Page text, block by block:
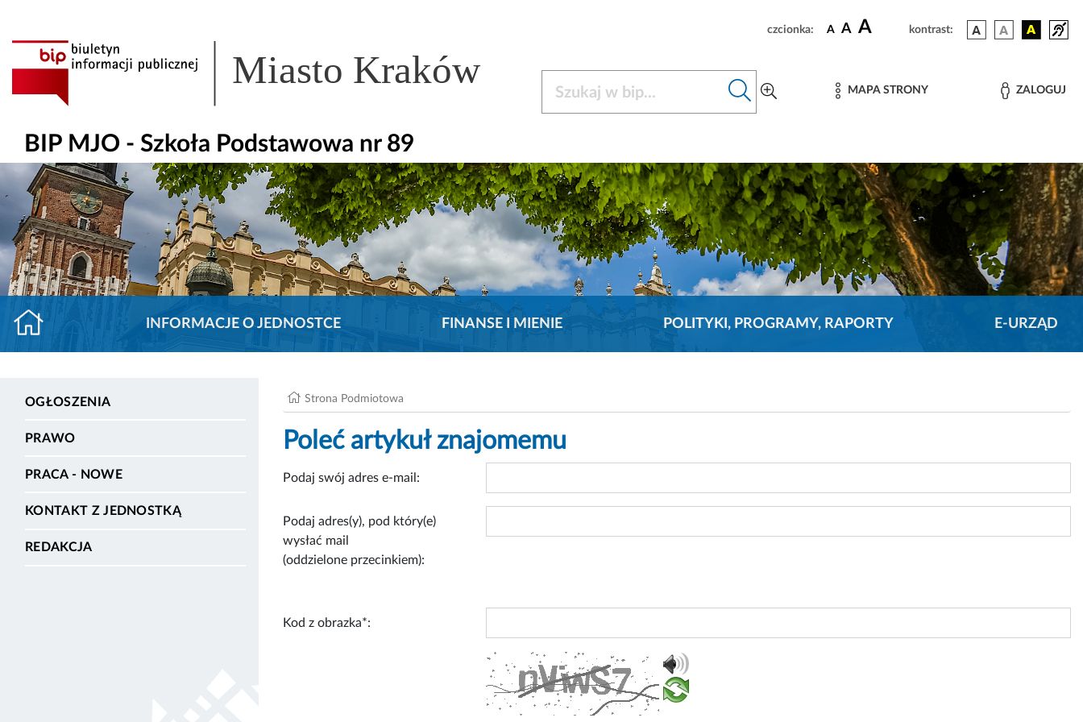
czcionka: A A A kontrast:
Miasto Kraków MAPA STRONY ZALOGUJ
BIP MJO - Szkoła Podstawowa nr 89
INFORMACJE O JEDNOSTCE FINANSE I MIENIE POLITYKI, PROGRAMY, RAPORTY E-URZĄD
OGŁOSZENIA
PRAWO
PRACA - NOWE
KONTAKT Z JEDNOSTKĄ
REDAKCJA
Strona Podmiotowa
Poleć artykuł znajomemu
Podaj swój adres e-mail:
Podaj adres(y), pod który(e)
wysłać mail
(oddzielone przecinkiem):
Kod z obrazka*: